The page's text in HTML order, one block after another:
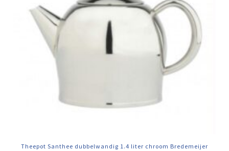
Theepot Santhee dubbelwandig 1.4 liter chroom Bredemeijer